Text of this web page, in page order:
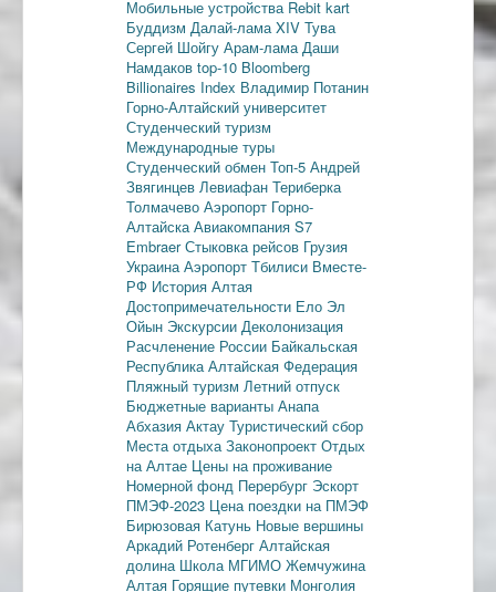
Мобильные устройства Rebit kart
Буддизм Далай-лама XIV Тува
Сергей Шойгу Арам-лама Даши
Намдаков top-10 Bloomberg
Billionaires Index Владимир Потанин
Горно-Алтайский университет
Студенческий туризм
Международные туры
Студенческий обмен Топ-5 Андрей
Звягинцев Левиафан Териберка
Толмачево Аэропорт Горно-
Алтайска Авиакомпания S7
EmbraerСтыковка рейсов Грузия
Украина Аэропорт Тбилиси Вместе-
РФ История Алтая
Достопримечательности Ело Эл
Ойын Экскурсии Деколонизация
Расчленение России Байкальская
Республика Алтайская Федерация
Пляжный туризм Летний отпуск
Бюджетные варианты Анапа
Абхазия Актау Туристический сбор
Места отдыха Законопроект Отдых
на Алтае Цены на проживание
Номерной фонд Перербург Эскорт
ПМЭФ-2023 Цена поездки на ПМЭФ
Бирюзовая Катунь Новые вершины
Аркадий Ротенберг Алтайская
долина Школа МГИМО Жемчужина
Алтая Горящие путевки Монголия